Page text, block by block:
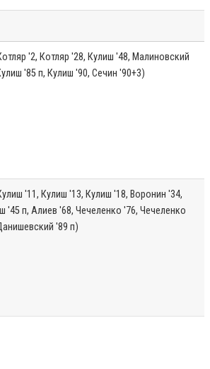
'2, Котляр '28, Кулиш '48, Малиновский
'85 п, Кулиш '90, Сечин '90+3)
'11, Кулиш '13, Кулиш '18, Воронин '34,
'45 п, Алиев '68, Чечеленко '76, Чечеленко
'89 п)